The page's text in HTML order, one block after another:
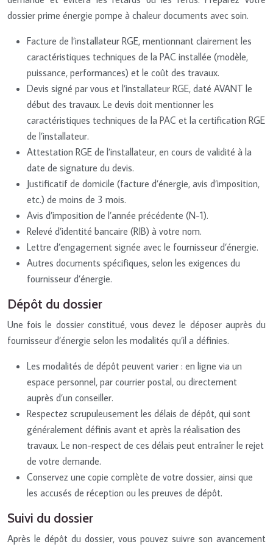
dossier prime énergie pompe à chaleur documents avec soin.
Facture de l’installateur RGE, mentionnant clairement les
caractéristiques techniques de la PAC installée (modèle,
puissance, performances) et le coût des travaux.
Devis signé par vous et l’installateur RGE, daté AVANT le
début des travaux. Le devis doit mentionner les
caractéristiques techniques de la PAC et la certification RGE
de l’installateur.
Attestation RGE de l’installateur, en cours de validité à la
date de signature du devis.
Justificatif de domicile (facture d’énergie, avis d’imposition,
etc.) de moins de 3 mois.
Avis d’imposition de l’année précédente (N-1).
Relevé d’identité bancaire (RIB) à votre nom.
Lettre d’engagement signée avec le fournisseur d’énergie.
Autres documents spécifiques, selon les exigences du
fournisseur d’énergie.
Dépôt du dossier
Une fois le dossier constitué, vous devez le déposer auprès du
fournisseur d’énergie selon les modalités qu’il a définies.
Les modalités de dépôt peuvent varier : en ligne via un
espace personnel, par courrier postal, ou directement
auprès d’un conseiller.
Respectez scrupuleusement les délais de dépôt, qui sont
généralement définis avant et après la réalisation des
travaux. Le non-respect de ces délais peut entraîner le rejet
de votre demande.
Conservez une copie complète de votre dossier, ainsi que
les accusés de réception ou les preuves de dépôt.
Suivi du dossier
Après le dépôt du dossier, vous pouvez suivre son avancement